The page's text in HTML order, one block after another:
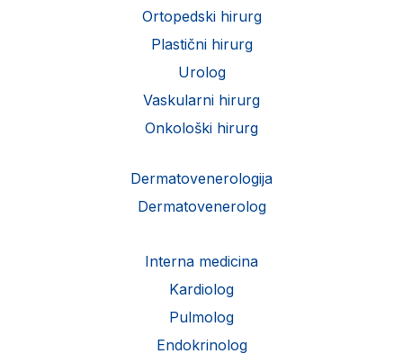
Ortopedski hirurg
Plastični hirurg
Urolog
Vaskularni hirurg
Onkološki hirurg
Dermatovenerologija
Dermatovenerolog
Interna medicina
Kardiolog
Pulmolog
Endokrinolog